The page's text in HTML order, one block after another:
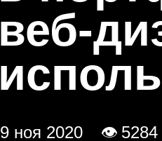
9 ноя 2020 👁 5284